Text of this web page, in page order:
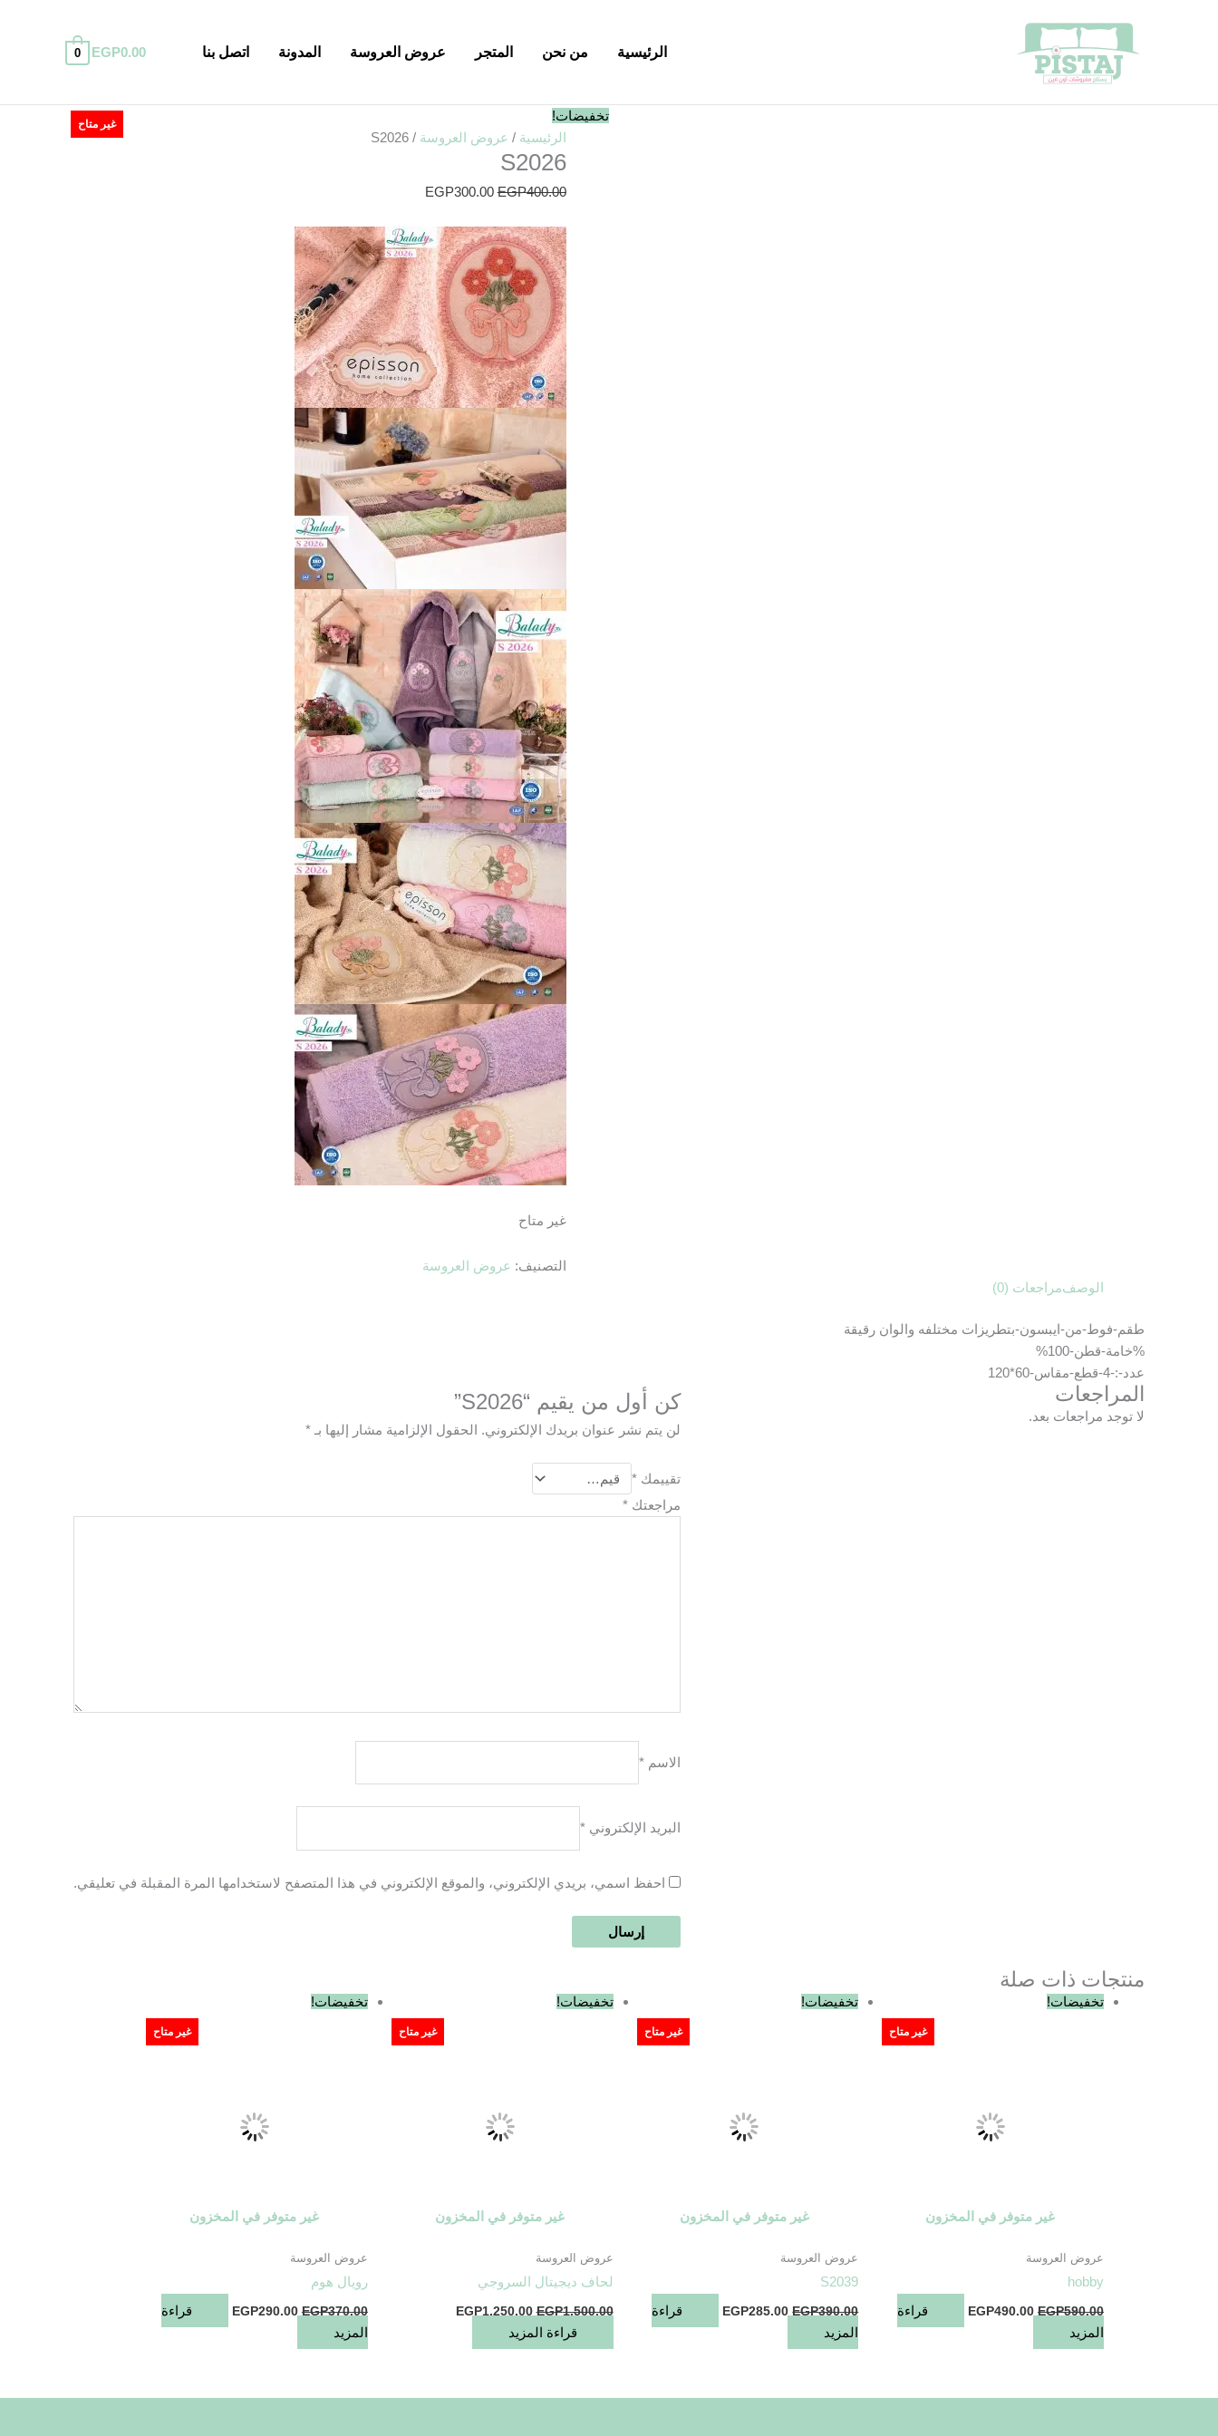
الرئيسية من نحن المتجر عروض العروسة المدونة اتصل بنا EGP0.00
0
تخفيضات!
غير متاح
الرئيسية / عروض العروسة / S2026
S2026
EGP400.00
الأصلي
EGP300.00
الحالي
غير متاح
التصنيف: عروض العروسة
الوصفمراجعات (0)
طقم-فوط-من-ايبسون-بتطريزات مختلفه والوان رقيقة
%خامة-قطن-100%
عدد-:-4-قطع-مقاس-60*120
المراجعات
لا توجد مراجعات بعد.
كن أول من يقيم “S2026”
لن يتم نشر عنوان بريدك الإلكتروني. الحقول الإلزامية مشار إليها بـ *
تقييمك *
مراجعتك *
الاسم *
البريد الإلكتروني *
احفظ اسمي، بريدي الإلكتروني، والموقع الإلكتروني في هذا المتصفح لاستخدامها المرة المقبلة في تعليقي.
منتجات ذات صلة
تخفيضات!
غير متاح
غير متوفر في المخزون
عروض العروسة
hobby
EGP590.00
EGP490.00
EGP490.00.
قراءة
المزيد
تخفيضات!
غير متاح
غير متوفر في المخزون
عروض العروسة
S2039
EGP390.00
EGP285.00
EGP285.00.
قراءة
المزيد
تخفيضات!
غير متاح
غير متوفر في المخزون
عروض العروسة
لحاف ديجيتال السروجي
EGP1,500.00
EGP1,250.00
EGP1,250.00.
قراءة المزيد
تخفيضات!
غير متاح
غير متوفر في المخزون
عروض العروسة
رويال هوم
EGP370.00
EGP290.00
EGP290.00.
قراءة
المزيد